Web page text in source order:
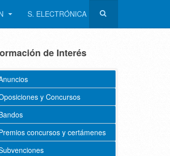
S. ELECTRÓNICA
de Interés
y Concursos
concursos y certámenes